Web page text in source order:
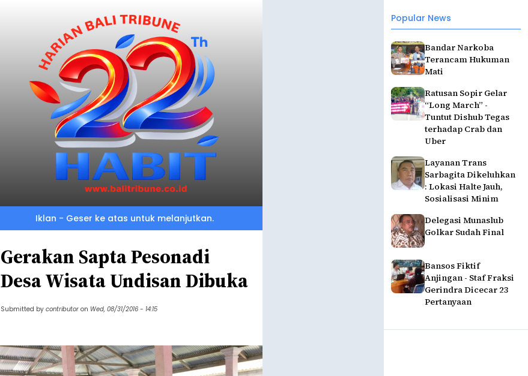
Popular News
Bandar Narkoba
Terancam Hukuman
Mati
Ratusan Sopir Gelar
“Long March” -
Tuntut Dishub Tegas
terhadap Crab dan
Uber
Layanan Trans
Sarbagita Dikeluhkan
: Lokasi Halte Jauh,
Sosialisasi Minim
Delegasi Munaslub
Golkar Sudah Final
Bansos Fiktif
Anjingan - Staf Fraksi
Gerindra Dicecar 23
Pertanyaan
Iklan - Geser ke atas untuk melanjutkan.
Gerakan Sapta Pesonadi
Desa Wisata Undisan Dibuka
Submitted by contributor on Wed, 08/31/2016 - 14:15